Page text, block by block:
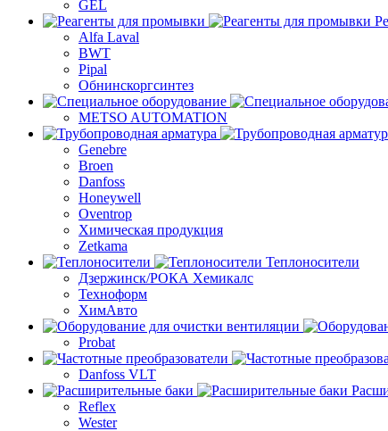
GEL
Alfa Laval
BWT
Pipal
Обнинскоргсинтез
METSO AUTOMATION
Genebre
Broen
Danfoss
Honeywell
Oventrop
Химическая продукция
Zetkama
Теплоносители
Дзержинск/РОКА Хемикалс
Техноформ
ХимАвто
Probat
Danfoss VLT
Reflex
Wester